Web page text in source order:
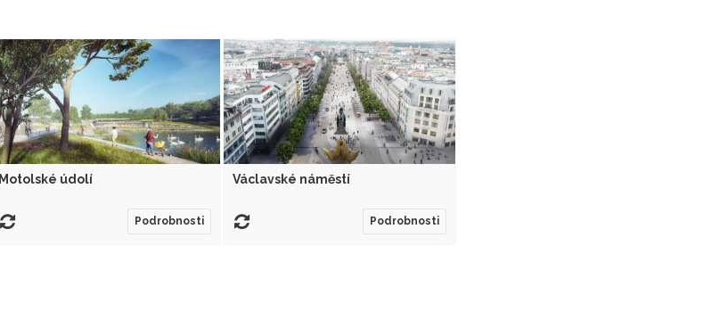
Motolské údolí
Podrobnosti
Václavské náměstí
Podrobnosti